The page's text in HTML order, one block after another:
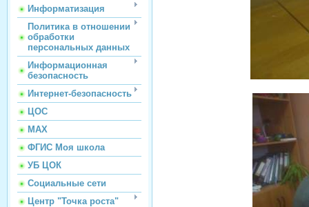
Информатизация
Политика в отношении
обработки
персональных данных
Информационная
безопасность
Интернет-безопасность
ЦОС
МАХ
ФГИС Моя школа
УБ ЦОК
Социальные сети
Центр "Точка роста"